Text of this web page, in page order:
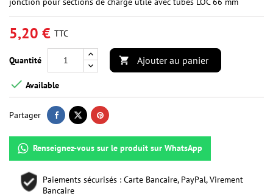
5,20 € TTC
Quantité  Ajouter au panier
 Available
Partager
Renseignez-vous sur le produit sur WhatsApp
Paiements sécurisés : Carte Bancaire, PayPal, Virement
Bancaire